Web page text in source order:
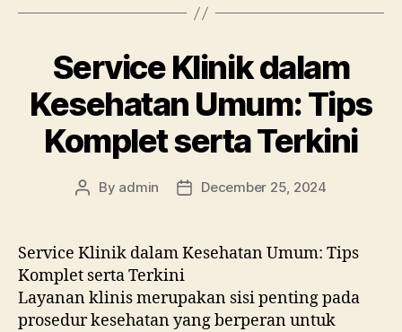
Service Klinik dalam
Kesehatan Umum: Tips
Komplet serta Terkini
Post
By admin
PostDecember 25, 2024
Service Klinik dalam Kesehatan Umum: Tips
Komplet serta Terkini
Layanan klinis merupakan sisi penting pada
prosedur kesehatan yang berperan untuk